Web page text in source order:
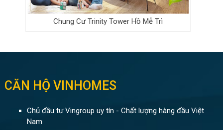
Chung Cư Trinity Tower Hồ Mễ Trì
CĂN HỘ VINHOMES
Chủ đầu tư Vingroup uy tín - Chất lượng hàng đầu Việt
Nam